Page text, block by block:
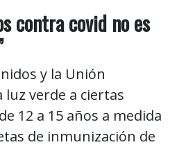
contra covid no es
y la Unión
luz verde a ciertas
12 a 15 años a medida
de inmunización de